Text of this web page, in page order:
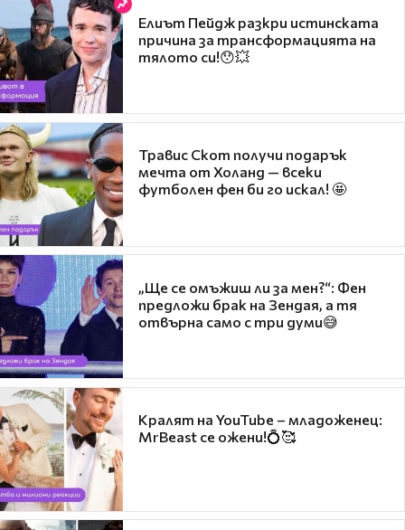
Елиът Пейдж разкри истинската
причина за трансформацията на
тялото си!😯💥
Травис Скот получи подарък
мечта от Холанд — всеки
футболен фен би го искал! 🤩
„Ще се омъжиш ли за мен?“: Фен
предложи брак на Зендая, а тя
отвърна само с три думи😅
Кралят на YouTube – младоженец:
MrBeast се ожени!💍🥰